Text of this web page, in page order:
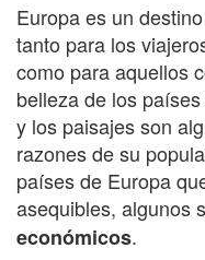
Europa es un
tanto para los
como para aquellos
belleza de los
y los paisajes son
razones de su
países de Europa
asequibles, algunos
económicos.